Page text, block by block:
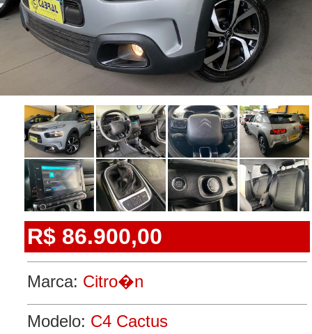
R$ 86.900,00
Marca: Citro�n
Modelo: C4 Cactus